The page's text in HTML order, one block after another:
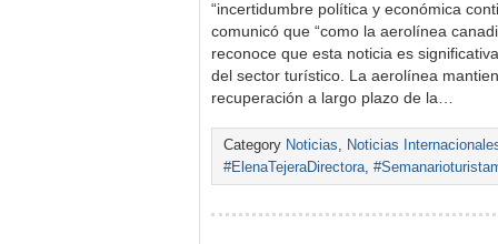
“incertidumbre política y económica
comunicó que “como la aerolínea
reconoce que esta noticia es
del sector turístico. La aerolínea
recuperación a largo plazo de la…
Category Noticias, Noticias
#ElenaTejeraDirectora,